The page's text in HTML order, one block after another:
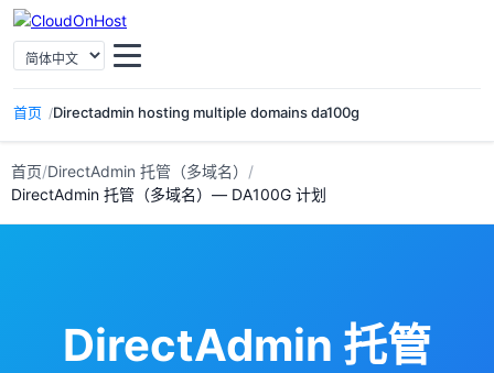
首页 Directadmin hosting multiple domains da100g
选择语言
首页/DirectAdmin 托管（多域名） /
DirectAdmin 托管（多域名）— DA100G 计划
DirectAdmin 托管